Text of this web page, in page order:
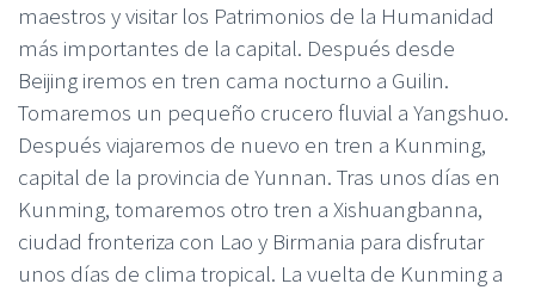
maestros y visitar los Patrimonios de la Humanidad
más importantes de la capital. Después desde
Beijing iremos en tren cama nocturno a Guilin.
Tomaremos un pequeño crucero fluvial a Yangshuo.
Después viajaremos de nuevo en tren a Kunming,
capital de la provincia de Yunnan. Tras unos días en
Kunming, tomaremos otro tren a Xishuangbanna,
ciudad fronteriza con Lao y Birmania para disfrutar
unos días de clima tropical. La vuelta de Kunming a